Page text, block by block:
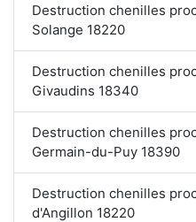
Destruction chenilles
Solange 18220
Destruction chenilles
Givaudins 18340
Destruction chenilles
Germain-du-Puy 18390
Destruction chenilles
d'Angillon 18220